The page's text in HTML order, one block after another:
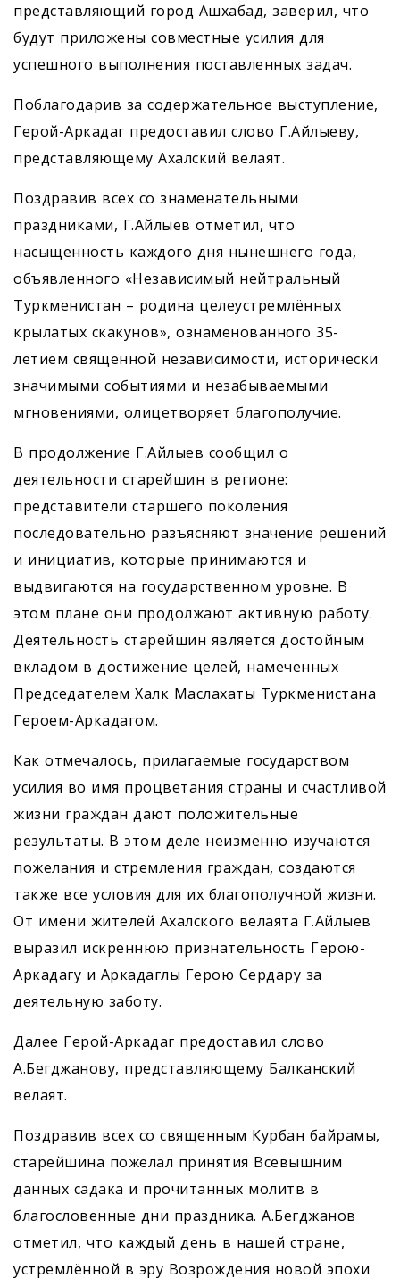
представляющий город Ашхабад, заверил, что
будут приложены совместные усилия для
успешного выполнения поставленных задач.
Поблагодарив за содержательное выступление,
Герой-Аркадаг предоставил слово Г.Айлыеву,
представляющему Ахалский велаят.
Поздравив всех со знаменательными
праздниками, Г.Айлыев отметил, что
насыщенность каждого дня нынешнего года,
объявленного «Независимый нейтральный
Туркменистан – родина целеустремлённых
крылатых скакунов», ознаменованного 35-
летием священной независимости, исторически
значимыми событиями и незабываемыми
мгновениями, олицетворяет благополучие.
В продолжение Г.Айлыев сообщил о
деятельности старейшин в регионе:
представители старшего поколения
последовательно разъясняют значение решений
и инициатив, которые принимаются и
выдвигаются на государственном уровне. В
этом плане они продолжают активную работу.
Деятельность старейшин является достойным
вкладом в достижение целей, намеченных
Председателем Халк Маслахаты Туркменистана
Героем-Аркадагом.
Как отмечалось, прилагаемые государством
усилия во имя процветания страны и счастливой
жизни граждан дают положительные
результаты. В этом деле неизменно изучаются
пожелания и стремления граждан, создаются
также все условия для их благополучной жизни.
От имени жителей Ахалского велаята Г.Айлыев
выразил искреннюю признательность Герою-
Аркадагу и Аркадаглы Герою Сердару за
деятельную заботу.
Далее Герой-Аркадаг предоставил слово
А.Бегджанову, представляющему Балканский
велаят.
Поздравив всех со священным Курбан байрамы,
старейшина пожелал принятия Всевышним
данных садака и прочитанных молитв в
благословенные дни праздника. А.Бегджанов
отметил, что каждый день в нашей стране,
устремлённой в эру Возрождения новой эпохи